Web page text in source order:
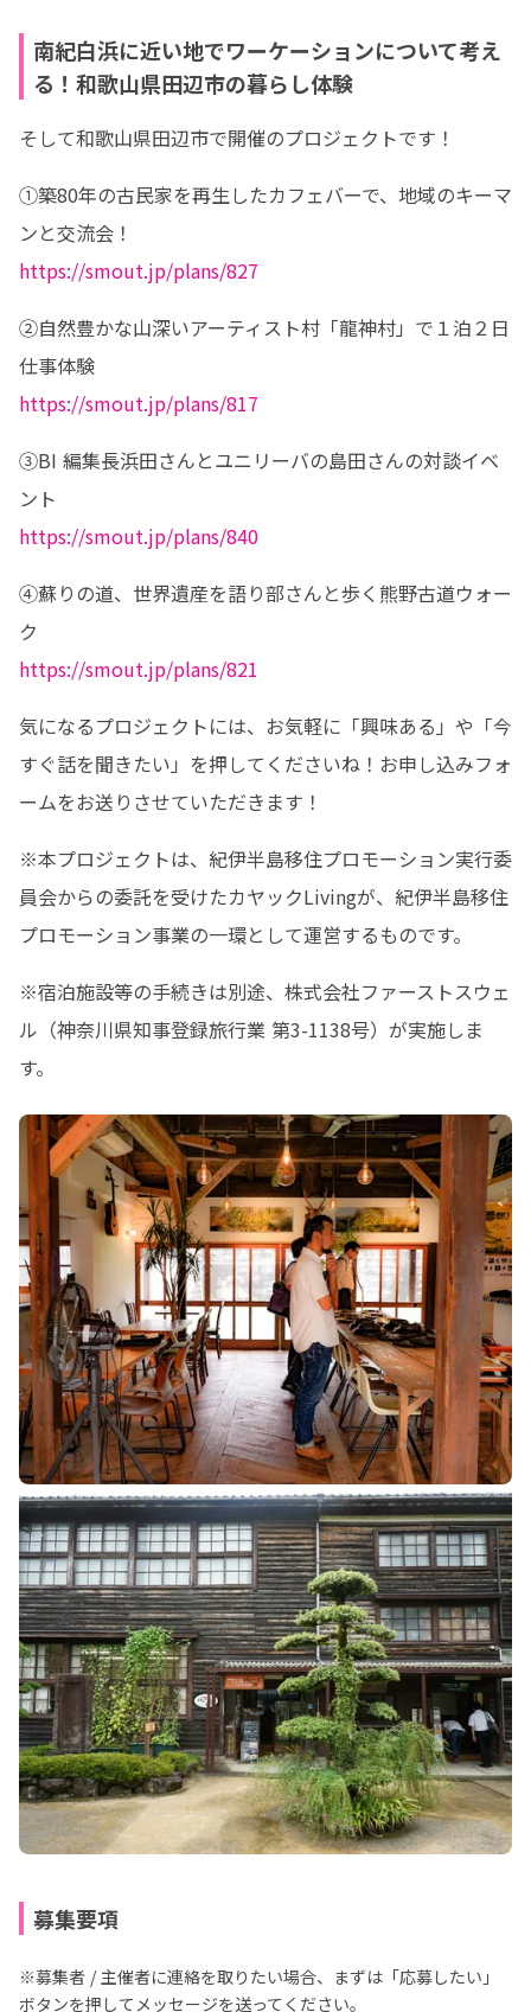
南紀白浜に近い地でワーケーションについて考え
る！和歌山県田辺市の暮らし体験
そして和歌山県田辺市で開催のプロジェクトです！
①築80年の古民家を再生したカフェバーで、地域のキーマ
https://smout.jp/plans/827
②自然豊かな山深いアーティスト村「龍神村」で１泊２日
https://smout.jp/plans/817
③BI 編集長浜田さんとユニリーバの島田さんの対談イベ
https://smout.jp/plans/840
④蘇りの道、世界遺産を語り部さんと歩く熊野古道ウォー
https://smout.jp/plans/821
気になるプロジェクトには、お気軽に「興味ある」や「今
すぐ話を聞きたい」を押してくださいね！お申し込みフォ
ームをお送りさせていただきます！
※本プロジェクトは、紀伊半島移住プロモーション実行委
員会からの委託を受けたカヤックLivingが、紀伊半島移住
プロモーション事業の一環として運営するものです。
※宿泊施設等の手続きは別途、株式会社ファーストスウェ
ル（神奈川県知事登録旅行業 第3-1138号）が実施しま
す。
募集要項
※募集者 / 主催者に連絡を取りたい場合、まずは「応募したい」
ボタンを押してメッセージを送ってください。